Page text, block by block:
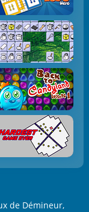
de Démineur,